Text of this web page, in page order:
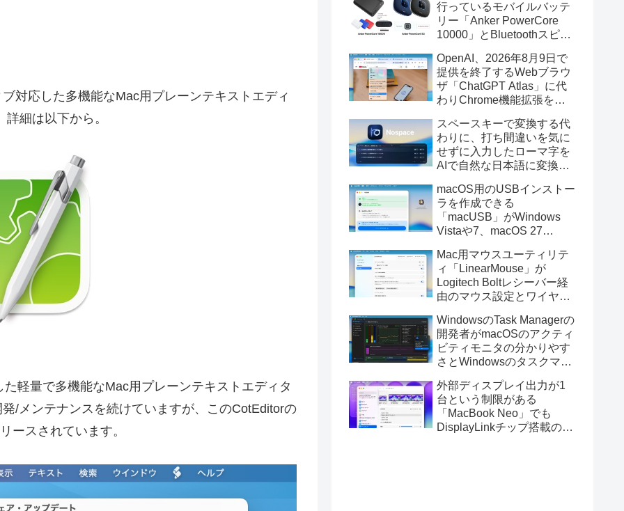
応した多機能なMac用プレーンテキストエディ
細は以下から。
軽量で多機能なMac用プレーンテキストエディタ
/メンテナンスを続けていますが、このCotEditorの
ースされています。
行っているモバイルバッテ
リー「Anker PowerCore
10000」とBluetoothスピー
辺を焼損する火災が6月に3
件発生していたそうなので
注意を。
OpenAI、2026年8月9日で
提供を終了するWebブラウ
ザ「ChatGPT Atlas」に代
わりChrome機能拡張をア
画の質問やAsk ChatGPT機
能を追加。
スペースキーで変換する代
わりに、打ち間違いを気に
せずに入力したローマ字を
AIで自然な日本語に変換し
力アプリ「Nospace」がリ
リース。
macOS用のUSBインストー
ラを作成できる
「macUSB」がWindows
Vistaや7、macOS 27
トーラの作成に対応。
Mac用マウスユーティリテ
ィ「LinearMouse」が
Logitech Boltレシーバー経
由のマウス設定とワイヤレ
ックボールに対応。
WindowsのTask Managerの
開発者がmacOSのアクティ
ビティモニタの分かりやす
さとWindowsのタスクマネ
Mac用システムモニタアプ
リ「Task Manager TMOG」
のBeta版を公開。
外部ディスプレイ出力が1
台という制限がある
「MacBook Neo」でも
DisplayLinkチップ搭載の